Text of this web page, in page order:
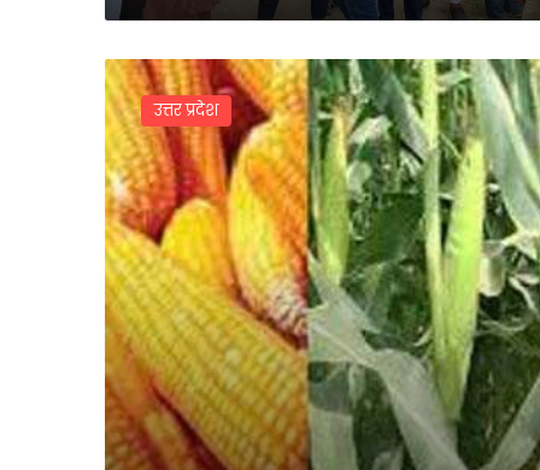
2225
रुपये
प्रति
कुंतल
पर
की
जाएगी
खरीद
उत्तर प्रदेश